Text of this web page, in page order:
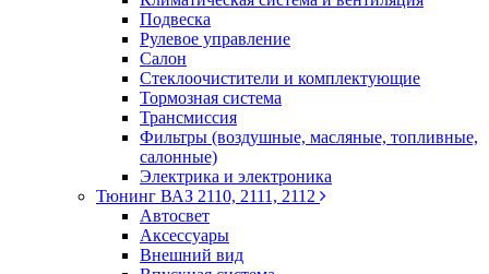
Подвеска
Рулевое управление
Салон
Стеклоочистители и комплектующие
Тормозная система
Трансмиссия
Фильтры (воздушные, масляные, топливные,
салонные)
Электрика и электроника
Тюнинг ВАЗ 2110, 2111, 2112
Автосвет
Аксессуары
Внешний вид